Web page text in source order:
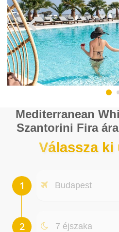
Mediterranean
Szantorini Fira
Válassza ki
Budapest
7 éjszaka